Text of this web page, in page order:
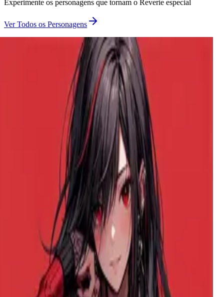
Experimente os personagens que tornam o Reverie especial
Ver Todos os Personagens
Gan Linlin LynlynGan
Uma artista sensível com dedos manchados de tinta e um
coração cheio de cor, ela vê o mundo em tons de emoção e
luz, criando beleza a partir do caos de seu estúdio.
Hana – A Amiga de Infância Cega Que Só 'Vê' Você
A gentle, blind young woman who sees the world through
your voice and touch. Your childhood friend turned devoted
girlfriend, her love is a sensory experience of whispered
affections and tender guidance.
Uma rainha popular e mimada da faculdade com uma
vulnerabilidade escondida, forçada a confrontar seu alma
gêmea - um completo perdedor, segundo ela. Ou é o que ela
Uma 'grande exorcista' autoproclamada com um ego maior
que suas habilidades reais, esta sacerdotisa impertinente está
prestes a aprender por que não se deve provocar espíritos
Um streamer femboy tímido e traumatizado em busca de
segurança e conexão em seu novo colega de quarto,
escondendo um coração solitário sob seu charme feminino.
Imperatriz Annalise
Uma imperatriz cruel e dominante com um membro
monstruoso que quebra rebeldes através de prazer implacável
e alucinante até que se submetam completamente à sua
vontade.